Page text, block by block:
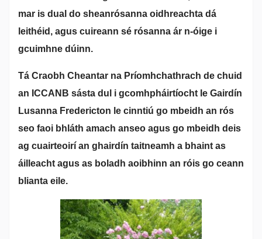
mar is dual do sheanrósanna oidhreachta dá
leithéid, agus cuireann sé rósanna ár n-óige i
gcuimhne dúinn.
Tá Craobh Cheantar na Príomhchathrach de chuid
an ICCANB sásta dul i gcomhpháirtíocht le Gairdín
Lusanna Fredericton le cinntiú go mbeidh an rós
seo faoi bhláth amach anseo agus go mbeidh deis
ag cuairteoirí an ghairdín taitneamh a bhaint as
áilleacht agus as boladh aoibhinn an róis go ceann
blianta eile.